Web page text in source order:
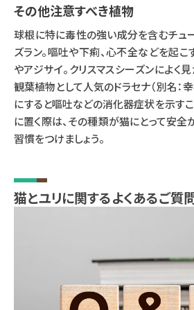
その他注意すべき植物
球根に特に毒性の強い成分を含むチュー
ズラン。嘔吐や下痢、心不全などを起
やアジサイ。クリスマスシーズンによく
観葉植物として人気のドラセナ（別名：
にすると嘔吐などの消化器症状を示す
に置く際は、その種類が猫にとって安
習慣をつけましょう。
猫とユリに関するよくあるご質問